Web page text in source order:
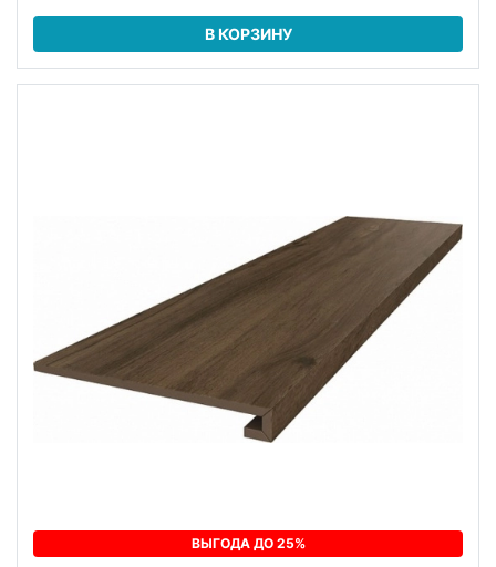
В КОРЗИНУ
ВЫГОДА ДО 25%